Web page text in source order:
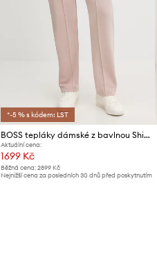
*-5 % s kódem: LST
BOSS tepláky dámské z bavlnou Shiny B Pants
Aktuální cena:
1699 Kč
Běžná cena:2899 Kč
Nejnižší cena za posledních 30 dnů před poskytnutím